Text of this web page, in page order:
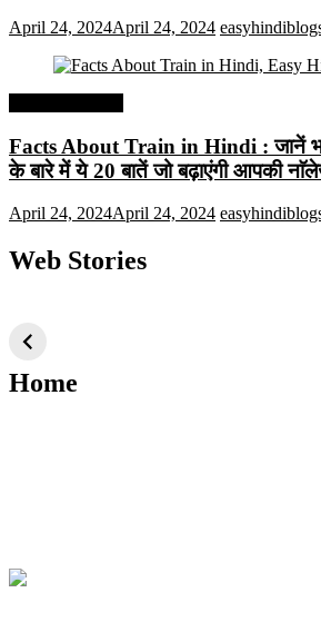
April 24, 2024April 24, 2024
Facts About Train in Hindi : जानें
के बारे में ये 20 बातें जो बढ़ाएंगी आपकी
April 24, 2024April 24, 2024
Web Stories
तकनीक जो आपको
2024 के लिए सीखनी
चाहिए
Home